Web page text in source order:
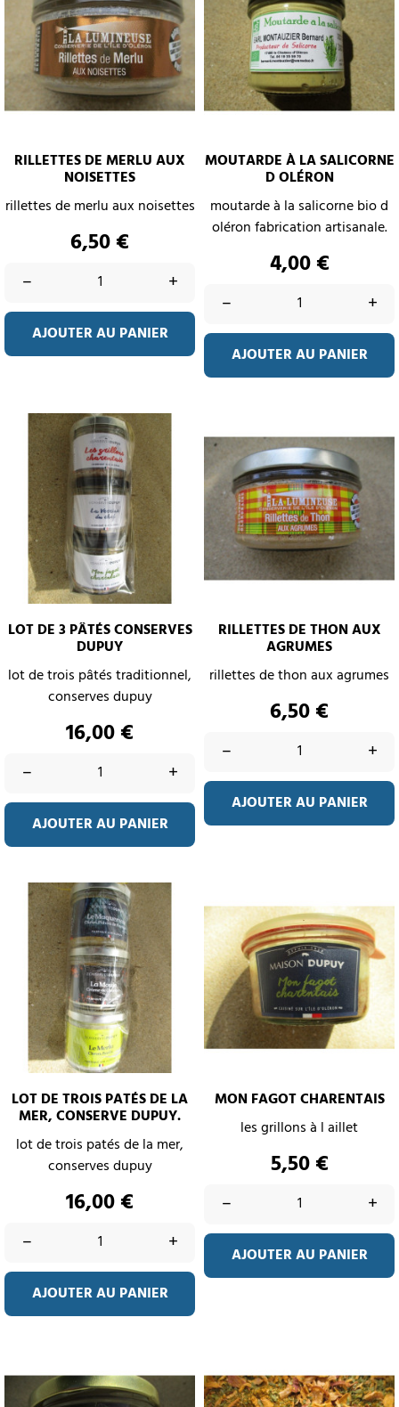
RILLETTES DE MERLU AUX
NOISETTES
rillettes de merlu aux noisettes
Prix
6,50 €
– +
AJOUTER AU PANIER
MOUTARDE À LA SALICORNE
D OLÉRON
moutarde à la salicorne bio d
oléron fabrication artisanale.
Prix
4,00 €
– +
AJOUTER AU PANIER
LOT DE 3 PÂTÉS CONSERVES
DUPUY
lot de trois pâtés traditionnel,
conserves dupuy
Prix
16,00 €
– +
AJOUTER AU PANIER
RILLETTES DE THON AUX
AGRUMES
rillettes de thon aux agrumes
Prix
6,50 €
– +
AJOUTER AU PANIER
LOT DE TROIS PATÉS DE LA
MER, CONSERVE DUPUY.
lot de trois patés de la mer,
conserves dupuy
Prix
16,00 €
– +
AJOUTER AU PANIER
MON FAGOT CHARENTAIS
les grillons à l aillet
Prix
5,50 €
– +
AJOUTER AU PANIER